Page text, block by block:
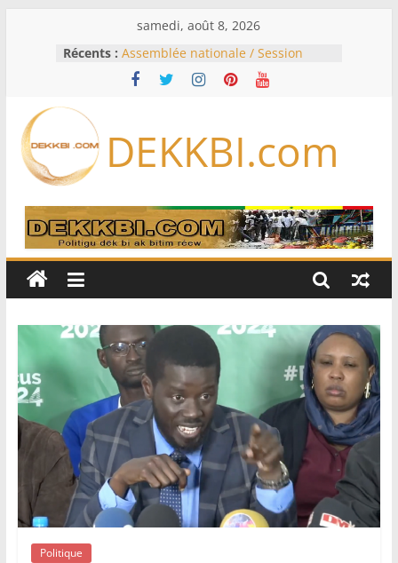
samedi, août 8, 2026
Récents : Assemblée nationale / Session
extraordinaire: Six commissions
d’enquête à l’ordre du jour ce lundi
Bénin: Patrice Talon élu président
du Sénat, moins de trois mois
Pakistan et la Turquie signent un
accord de défense
RD Congo: Kinshasa interdit les
exportations de cuivre et de cobalt
production
DEKKBI.com
Politique